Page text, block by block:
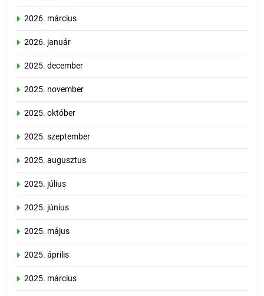
2026. március
2026. január
2025. december
2025. november
2025. október
2025. szeptember
2025. augusztus
2025. július
2025. június
2025. május
2025. április
2025. március